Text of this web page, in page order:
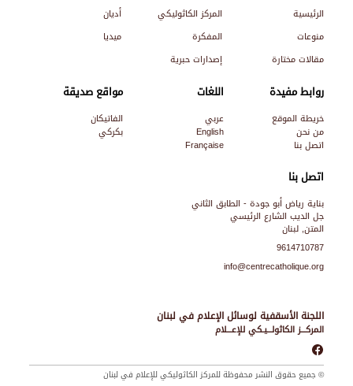
اللجنة الأسقفية لوسائل الإعلام في لبنان
المركـــز الكاثولـــيـكي للإعـــلام
اتصل بنا
بناية رياض أبو جودة - الطابق الثاني
جل الديب الشارع الرئيسي
المتن, لبنان
9614710787
info@centrecatholique.org
الرئيسية المركز الكاثوليكي
أديان
منوعات
المفكرة
ميديا
مقالات مختارة
إصدارات حبرية
روابط مفيدة
خريطة الموقع
من نحن
اتصل بنا
اللغات
عربي
English
Française
مواقع صديقة
الفاتيكان
بكركي
© جميع حقوق النشر محفوظة للمركز الكاثوليكي للإعلام في لبنان